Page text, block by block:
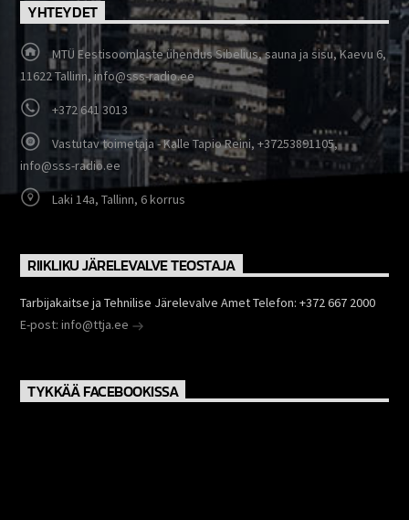
YHTEYDET
MTÜ Eestisoomlaste ühendus Sibelius, sauna ja sisu, Kaevu 6,
11622 Tallinn, info@sss-radio.ee
+372 641 3013
Vastutav toimetaja - Kalle Tapio Reini, +37253891105,
info@sss-radio.ee
Laki 14a, Tallinn, 6 korrus
RIIKLIKU JÄRELEVALVE TEOSTAJA
Tarbijakaitse ja Tehnilise Järelevalve Amet Telefon: +372 667 2000
E-post: info@ttja.ee
TYKKÄÄ FACEBOOKISSA